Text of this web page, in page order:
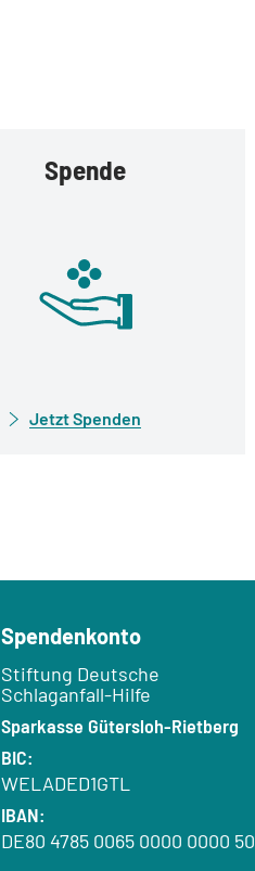
Spende
Jetzt Spenden
Spendenkonto
Empfänger:
Stiftung Deutsche
Schlaganfall-Hilfe
Bank:
Sparkasse Gütersloh-Rietberg
BIC:
WELADED1GTL
IBAN:
DE80 4785 0065 0000 0000 50